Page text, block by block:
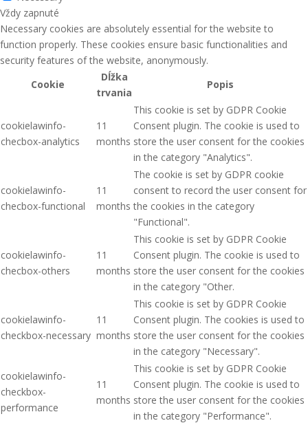
Vždy zapnuté
Necessary cookies are absolutely essential for the website to
function properly. These cookies ensure basic functionalities and
security features of the website, anonymously.
Cookie
Dĺžka
trvania
Popis
cookielawinfo-
checbox-analytics
11
months
This cookie is set by GDPR Cookie
Consent plugin. The cookie is used to
store the user consent for the cookies
in the category "Analytics".
cookielawinfo-
checbox-functional
11
months
The cookie is set by GDPR cookie
consent to record the user consent for
the cookies in the category
"Functional".
cookielawinfo-
checbox-others
11
months
This cookie is set by GDPR Cookie
Consent plugin. The cookie is used to
store the user consent for the cookies
in the category "Other.
cookielawinfo-
checkbox-necessary
11
months
This cookie is set by GDPR Cookie
Consent plugin. The cookies is used to
store the user consent for the cookies
in the category "Necessary".
cookielawinfo-
checkbox-
performance
11
months
This cookie is set by GDPR Cookie
Consent plugin. The cookie is used to
store the user consent for the cookies
in the category "Performance".